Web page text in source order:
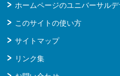
ホームページのユニバーサル
このサイトの使い方
サイトマップ
リンク集